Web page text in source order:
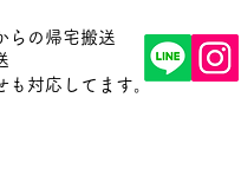
らの帰宅搬送
も対応してます。